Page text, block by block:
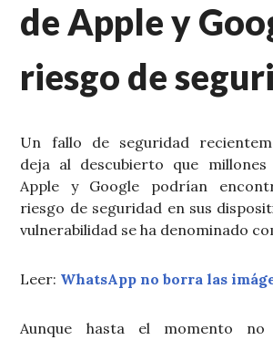
de Apple y
riesgo de
Un fallo de seguridad
deja al descubierto que
Apple y Google podrían
riesgo de seguridad en sus
vulnerabilidad se ha denominado
Leer: WhatsApp no borra las
Aunque hasta el momento